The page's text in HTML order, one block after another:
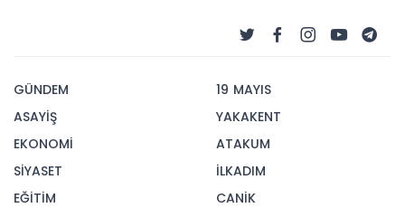
GÜNDEM
ASAYİŞ
EKONOMİ
SİYASET
EĞİTİM
19 MAYIS
YAKAKENT
ATAKUM
İLKADIM
CANİK